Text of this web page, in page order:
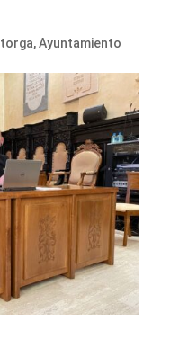
,Ayuntamiento